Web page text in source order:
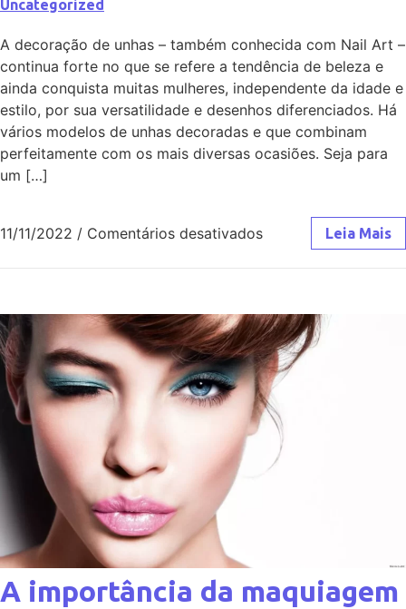
Uncategorized
A decoração de unhas – também conhecida com Nail Art –
continua forte no que se refere a tendência de beleza e
ainda conquista muitas mulheres, independente da idade e
estilo, por sua versatilidade e desenhos diferenciados. Há
vários modelos de unhas decoradas e que combinam
perfeitamente com os mais diversas ocasiões. Seja para
um […]
11/11/2022 / Comentários desativados Leia Mais
A importância da maquiagem